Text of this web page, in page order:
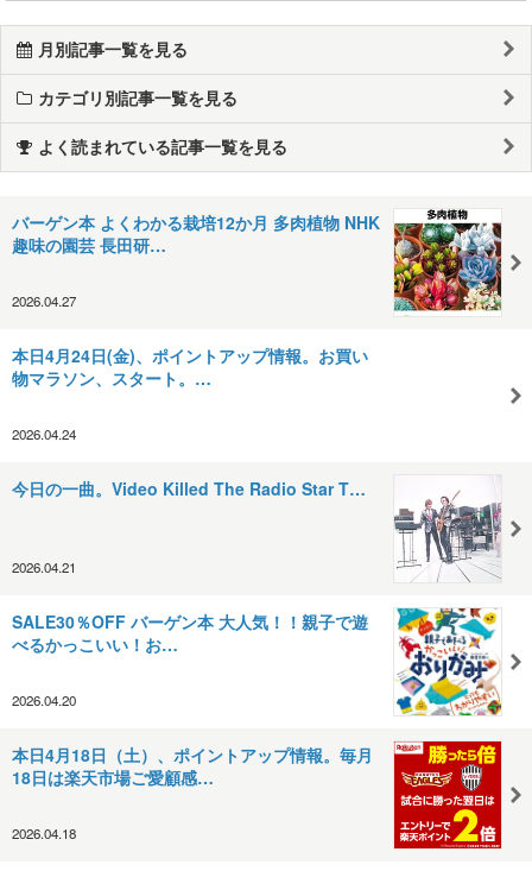
月別記事一覧を見る
カテゴリ別記事一覧を見る
よく読まれている記事一覧を見る
バーゲン本 よくわかる栽培12か月 多肉植物 NHK
趣味の園芸 長田研…
2026.04.27
本日4月24日(金)、ポイントアップ情報。お買い
物マラソン、スタート。…
2026.04.24
今日の一曲。Video Killed The Radio Star T…
2026.04.21
SALE30％OFF バーゲン本 大人気！！親子で遊
べるかっこいい！お…
2026.04.20
本日4月18日（土）、ポイントアップ情報。毎月
18日は楽天市場ご愛顧感…
2026.04.18